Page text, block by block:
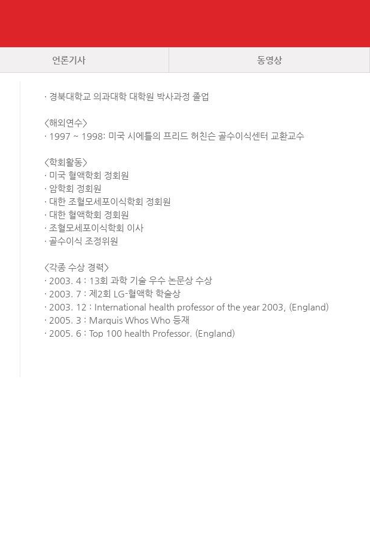
언론기사 동영상
· 경북대학교 의과대학 대학원 박사과정 졸업
<해외연수>
· 1997 ~ 1998: 미국 시에틀의 프리드 허친슨 골수이식센터 교환교수
<학회활동>
· 미국 혈액학회 정회원
· 암학회 정회원
· 대한 조혈모세포이식학회 정회원
· 대한 혈액학회 정회원
· 조혈모세포이식학회 이사
· 골수이식 조정위원
<각종 수상 경력>
· 2003. 4 : 13회 과학 기술 우수 논문상 수상
· 2003. 7 : 제2회 LG-혈액학 학술상
· 2003. 12 : International health professor of the year 2003, (England)
· 2005. 3 : Marquis Whos Who 등재
· 2005. 6 : Top 100 health Professor. (England)